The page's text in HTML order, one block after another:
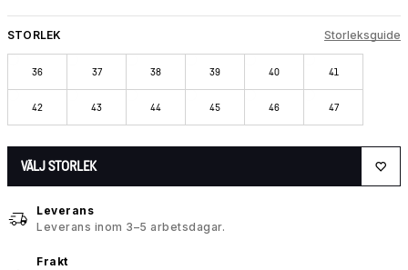
STORLEK Storleksguide
36 37 38 39 40 41
42 43 44 45 46 47
VÄLJ STORLEK
Leverans
Leverans inom 3–5 arbetsdagar.
Frakt